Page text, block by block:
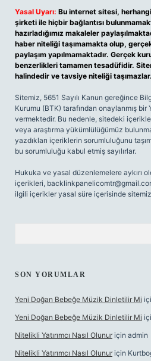
Yasal Uyarı: Bu internet sitesi,
şirketi ile hiçbir bağlantısı
hazırladığımız makaleler
haber niteliği taşımamakta olup,
paylaşım yapılmamaktadır. Gerçek
benzerlikleri tamamen tesadüfidir.
halindedir ve tavsiye niteliği taşımazlar.
Sitemiz, 5651 Sayılı Kanun gereğince
Kurumu (BTK) tarafından onaylanmış bir
vermektedir. Bu nedenle, sitedeki
veya araştırma yükümlülüğümüz
yazdıkları içeriklerin sorumluluğunu
bu sorumluluğu kabul etmiş sayılırlar.
Hukuka ve yasal düzenlemelere aykırı
içerikleri,
ilgili içerikler yasal süre içerisinde
SON YORUMLAR
Yeni Doğan Bebeğe Müzik Dinletilir Mi
Yeni Doğan Bebeğe Müzik Dinletilir Mi
Nitelikli Yatırımcı Nasıl Olunur için admin
Nitelikli Yatırımcı Nasıl Olunur için